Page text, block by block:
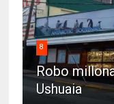
8
Robo
Ushuaia